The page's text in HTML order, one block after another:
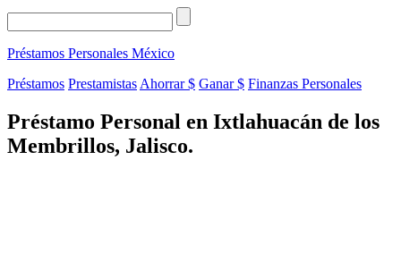
Préstamos Personales México
Préstamos Prestamistas Ahorrar $ Ganar $ Finanzas Personales
Préstamo Personal en Ixtlahuacán de los
Membrillos, Jalisco.